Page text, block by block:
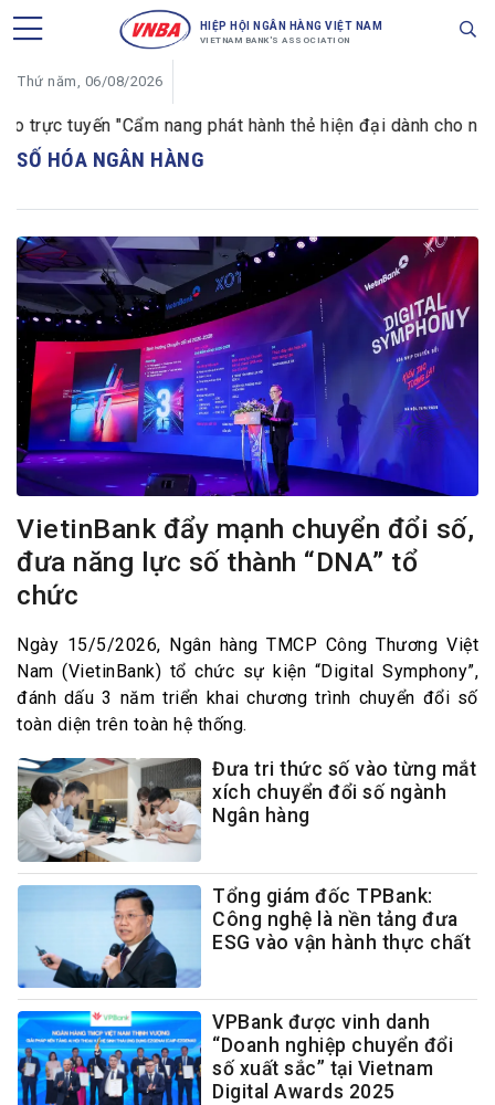
HIỆP HỘI NGÂN HÀNG VIỆT NAM
VIETNAM BANK'S ASSOCIATION
Thứ năm, 06/08/2026
tuyến "Cẩm nang phát hành thẻ hiện đại dành cho ngân
SỐ HÓA NGÂN HÀNG
VietinBank đẩy mạnh chuyển đổi số,
đưa năng lực số thành “DNA” tổ
chức
Ngày 15/5/2026, Ngân hàng TMCP Công Thương Việt
Nam (VietinBank) tổ chức sự kiện “Digital Symphony”,
đánh dấu 3 năm triển khai chương trình chuyển đổi số
toàn diện trên toàn hệ thống.
Đưa tri thức số vào từng mắt
xích chuyển đổi số ngành
Ngân hàng
Tổng giám đốc TPBank:
Công nghệ là nền tảng đưa
ESG vào vận hành thực chất
VPBank được vinh danh
“Doanh nghiệp chuyển đổi
số xuất sắc” tại Vietnam
Digital Awards 2025